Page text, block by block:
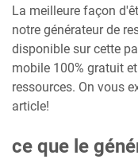
La meilleure façon
notre générateur de
disponible sur cette
mobile 100% gratuit
ressources. On vous
article!
ce que le